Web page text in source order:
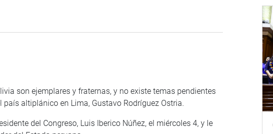
son ejemplares y fraternas, y no existe temas pendientes
altiplánico en Lima, Gustavo Rodríguez Ostria.
del Congreso, Luis Iberico Núñez, el miércoles 4, y le